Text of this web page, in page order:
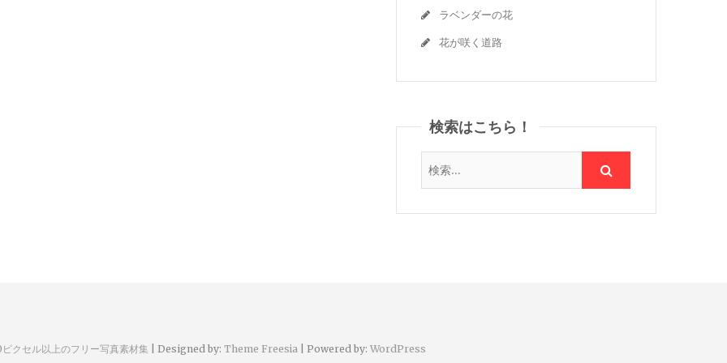
ラベンダーの花
花が咲く道路
検索はこちら！
クセル以上のフリー写真素材集 | Designed by: Theme Freesia| Powered by: WordPress